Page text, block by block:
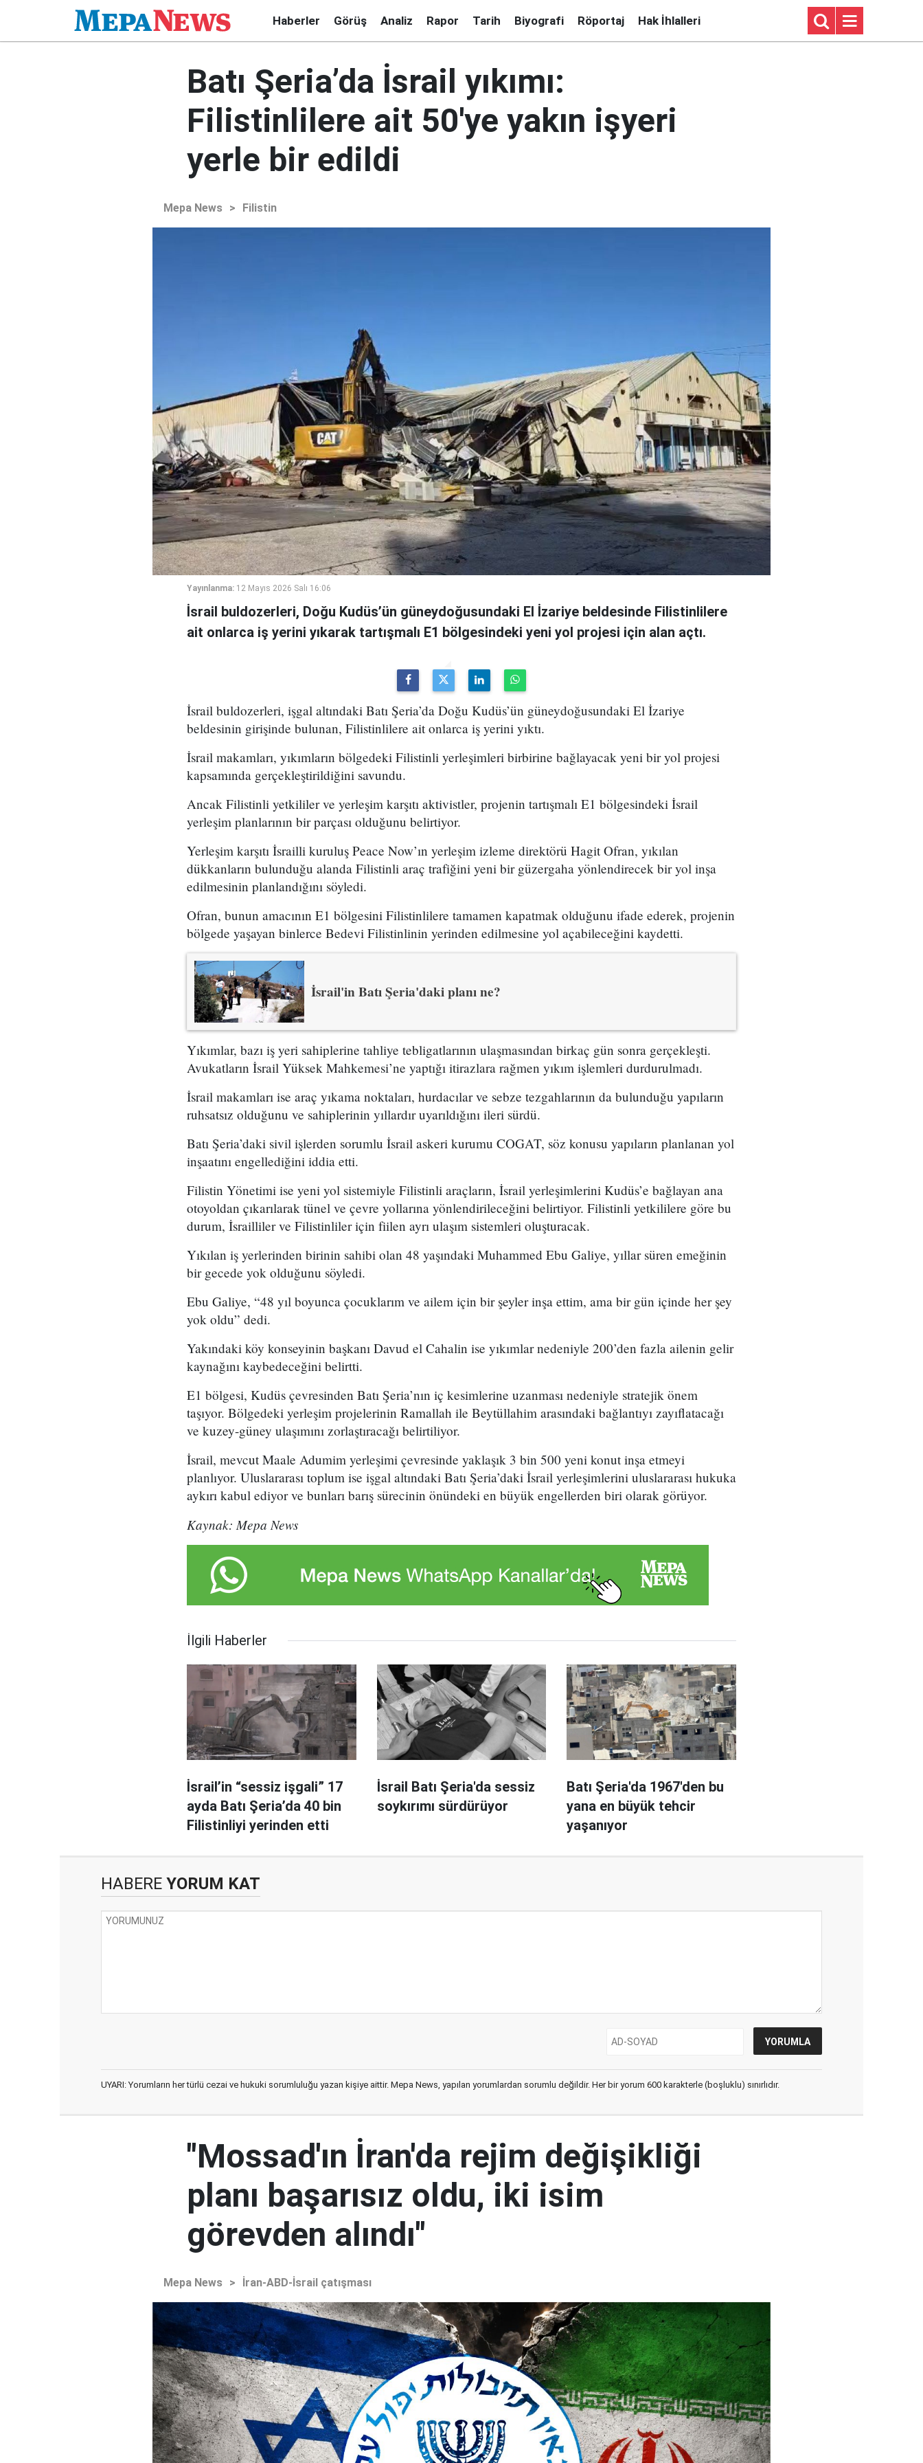
Haberler Görüş Analiz Rapor Tarih Biyografi Röportaj Hak İhlalleri
Batı Şeria’da İsrail yıkımı:
Filistinlilere ait 50'ye yakın işyeri
yerle bir edildi
Mepa News > Filistin
Yayınlanma: 12 Mayıs 2026 Salı 16:06
İsrail buldozerleri, Doğu Kudüs’ün güneydoğusundaki El İzariye beldesinde Filistinlilere
ait onlarca iş yerini yıkarak tartışmalı E1 bölgesindeki yeni yol projesi için alan açtı.
İsrail buldozerleri, işgal altındaki Batı Şeria’da Doğu Kudüs’ün güneydoğusundaki El İzariye
beldesinin girişinde bulunan, Filistinlilere ait onlarca iş yerini yıktı.
İsrail makamları, yıkımların bölgedeki Filistinli yerleşimleri birbirine bağlayacak yeni bir yol projesi
kapsamında gerçekleştirildiğini savundu.
Ancak Filistinli yetkililer ve yerleşim karşıtı aktivistler, projenin tartışmalı E1 bölgesindeki İsrail
yerleşim planlarının bir parçası olduğunu belirtiyor.
Yerleşim karşıtı İsrailli kuruluş Peace Now’ın yerleşim izleme direktörü Hagit Ofran, yıkılan
dükkanların bulunduğu alanda Filistinli araç trafiğini yeni bir güzergaha yönlendirecek bir yol inşa
edilmesinin planlandığını söyledi.
Ofran, bunun amacının E1 bölgesini Filistinlilere tamamen kapatmak olduğunu ifade ederek, projenin
bölgede yaşayan binlerce Bedevi Filistinlinin yerinden edilmesine yol açabileceğini kaydetti.
İsrail'in Batı Şeria'daki planı ne?
Yıkımlar, bazı iş yeri sahiplerine tahliye tebligatlarının ulaşmasından birkaç gün sonra gerçekleşti.
Avukatların İsrail Yüksek Mahkemesi’ne yaptığı itirazlara rağmen yıkım işlemleri durdurulmadı.
İsrail makamları ise araç yıkama noktaları, hurdacılar ve sebze tezgahlarının da bulunduğu yapıların
ruhsatsız olduğunu ve sahiplerinin yıllardır uyarıldığını ileri sürdü.
Batı Şeria’daki sivil işlerden sorumlu İsrail askeri kurumu COGAT, söz konusu yapıların planlanan yol
inşaatını engellediğini iddia etti.
Filistin Yönetimi ise yeni yol sistemiyle Filistinli araçların, İsrail yerleşimlerini Kudüs’e bağlayan ana
otoyoldan çıkarılarak tünel ve çevre yollarına yönlendirileceğini belirtiyor. Filistinli yetkililere göre bu
durum, İsrailliler ve Filistinliler için fiilen ayrı ulaşım sistemleri oluşturacak.
Yıkılan iş yerlerinden birinin sahibi olan 48 yaşındaki Muhammed Ebu Galiye, yıllar süren emeğinin
bir gecede yok olduğunu söyledi.
Ebu Galiye, “48 yıl boyunca çocuklarım ve ailem için bir şeyler inşa ettim, ama bir gün içinde her şey
yok oldu” dedi.
Yakındaki köy konseyinin başkanı Davud el Cahalin ise yıkımlar nedeniyle 200’den fazla ailenin gelir
kaynağını kaybedeceğini belirtti.
E1 bölgesi, Kudüs çevresinden Batı Şeria’nın iç kesimlerine uzanması nedeniyle stratejik önem
taşıyor. Bölgedeki yerleşim projelerinin Ramallah ile Beytüllahim arasındaki bağlantıyı zayıflatacağı
ve kuzey-güney ulaşımını zorlaştıracağı belirtiliyor.
İsrail, mevcut Maale Adumim yerleşimi çevresinde yaklaşık 3 bin 500 yeni konut inşa etmeyi
planlıyor. Uluslararası toplum ise işgal altındaki Batı Şeria’daki İsrail yerleşimlerini uluslararası hukuka
aykırı kabul ediyor ve bunları barış sürecinin önündeki en büyük engellerden biri olarak görüyor.
Kaynak: Mepa News
İlgili Haberler
İsrail’in “sessiz işgali” 17
ayda Batı Şeria’da 40 bin
Filistinliyi yerinden etti
İsrail Batı Şeria'da sessiz
soykırımı sürdürüyor
Batı Şeria'da 1967'den bu
yana en büyük tehcir
yaşanıyor
HABERE YORUM KAT
UYARI: Yorumların her türlü cezai ve hukuki sorumluluğu yazan kişiye aittir. Mepa News, yapılan yorumlardan sorumlu değildir. Her bir yorum 600 karakterle (boşluklu) sınırlıdır.
"Mossad'ın İran'da rejim değişikliği
planı başarısız oldu, iki isim
görevden alındı"
Mepa News > İran-ABD-İsrail çatışması